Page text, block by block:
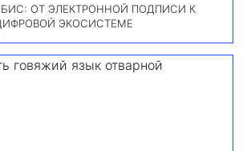
ОТ ЭЛЕКТРОННОЙ ПОДПИСИ К
ЭКОСИСТЕМЕ